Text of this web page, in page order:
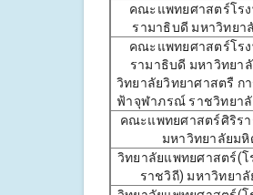
คณะแพทยศาสตร์โร
รามาธิบดี มหาวิทยา
คณะแพทยศาสตร์โร
รามาธิบดี มหาวิทยา
วิทยาลัยวิทยาศาสตรื ก
ฟ้าจุฬาภรณ์ ราชวิทยา
คณะแพทยศาสตร์ศิริร
มหาวิทยาลัยมหิ
วิทยาลัยแพทยศาสตร์(โ
ราชวิถี) มหาวิทยาลั